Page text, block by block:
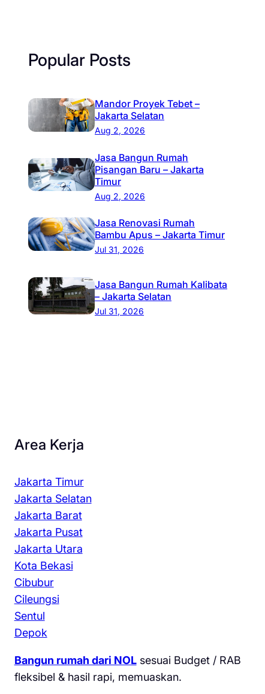
Popular Posts
Mandor Proyek Tebet –
Jakarta Selatan
Aug 2, 2026
Jasa Bangun Rumah
Pisangan Baru – Jakarta
Timur
Aug 2, 2026
Jasa Renovasi Rumah
Bambu Apus – Jakarta Timur
Jul 31, 2026
Jasa Bangun Rumah Kalibata
– Jakarta Selatan
Jul 31, 2026
Area Kerja
Jakarta Timur
Jakarta Selatan
Jakarta Barat
Jakarta Pusat
Jakarta Utara
Kota Bekasi
Cibubur
Cileungsi
Sentul
Depok
Bangun rumah dari NOLsesuai Budget / RAB
fleksibel & hasil rapi, memuaskan.